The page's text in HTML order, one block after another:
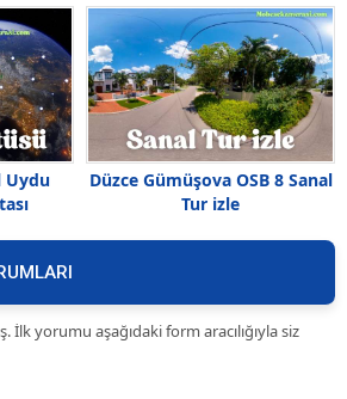
Uydu
Düzce Gümüşova OSB 8 Sanal
Tur izle
İlk yorumu aşağıdaki form aracılığıyla siz